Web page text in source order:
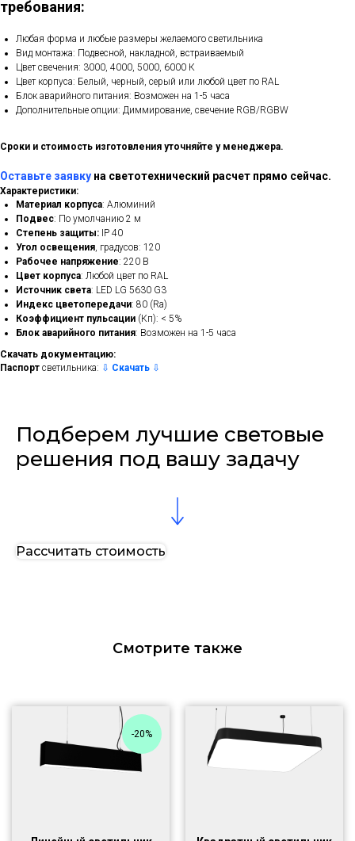
требования:
Любая форма и любые размеры желаемого светильника
Вид монтажа: Подвесной, накладной, встраиваемый
Цвет свечения: 3000, 4000, 5000, 6000 К
Цвет корпуса: Белый, черный, серый или любой цвет по RAL
Блок аварийного питания: Возможен на 1-5 часа
Дополнительные опции: Диммирование, свечение RGB/RGBW
Сроки и стоимость изготовления уточняйте у менеджера.
Оставьте заявку на светотехнический расчет прямо сейчас.
Характеристики:
Материал корпуса: Алюминий
Подвес: По умолчанию 2 м
Степень защиты: IP 40
Угол освещения, градусов: 120
Рабочее напряжение: 220 В
Цвет корпуса: Любой цвет по RAL
Источник света: LED LG 5630 G3
Индекс цветопередачи: 80 (Ra)
Коэффициент пульсации (Кп): < 5%
Блок аварийного питания: Возможен на 1-5 часа
Скачать документацию:
Паспорт светильника: ⇩ Скачать ⇩
Подберем лучшие световые
решения под вашу задачу
Рассчитать стоимость
Смотрите также
-20%